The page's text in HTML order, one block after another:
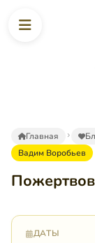
Главная
Вадим Воробьев
ДАТЫ